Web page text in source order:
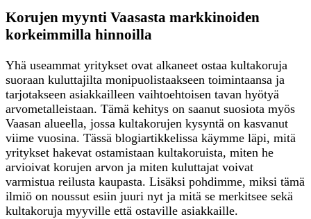
Korujen myynti Vaasasta markkinoiden
korkeimmilla hinnoilla
Yhä useammat yritykset ovat alkaneet ostaa kultakoruja
suoraan kuluttajilta monipuolistaakseen toimintaansa ja
tarjotakseen asiakkailleen vaihtoehtoisen tavan hyötyä
arvometalleistaan. Tämä kehitys on saanut suosiota myös
Vaasan alueella, jossa kultakorujen kysyntä on kasvanut
viime vuosina. Tässä blogiartikkelissa käymme läpi, mitä
yritykset hakevat ostamistaan kultakoruista, miten he
arvioivat korujen arvon ja miten kuluttajat voivat
varmistua reilusta kaupasta. Lisäksi pohdimme, miksi tämä
ilmiö on noussut esiin juuri nyt ja mitä se merkitsee sekä
kultakoruja myyville että ostaville asiakkaille.